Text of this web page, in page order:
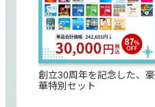
創立30周年を記念した、豪
華特別セット